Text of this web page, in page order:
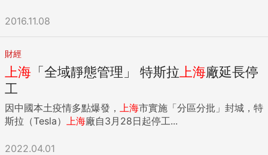
2016.11.08
財經
上海 「全域靜態管理」 特斯拉 上海廠延長停
工
因中國本土疫情多點爆發， 上海市實施「分區分批」封城，特
斯拉（Tesla）
上海廠自3月28日起停工...
2022.04.01